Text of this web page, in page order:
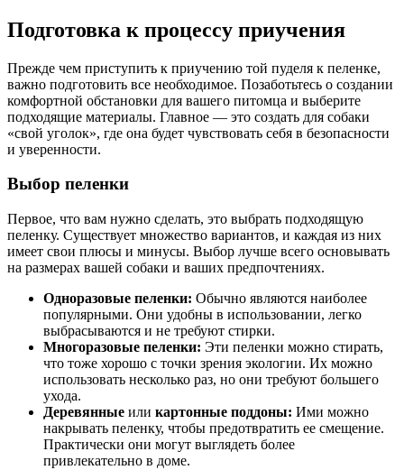
Подготовка к процессу приучения
Прежде чем приступить к приучению той пуделя к пеленке,
важно подготовить все необходимое. Позаботьтесь о создании
комфортной обстановки для вашего питомца и выберите
подходящие материалы. Главное — это создать для собаки
«свой уголок», где она будет чувствовать себя в безопасности
и уверенности.
Выбор пеленки
Первое, что вам нужно сделать, это выбрать подходящую
пеленку. Существует множество вариантов, и каждая из них
имеет свои плюсы и минусы. Выбор лучше всего основывать
на размерах вашей собаки и ваших предпочтениях.
Одноразовые пеленки: Обычно являются наиболее
популярными. Они удобны в использовании, легко
выбрасываются и не требуют стирки.
Многоразовые пеленки: Эти пеленки можно стирать,
что тоже хорошо с точки зрения экологии. Их можно
использовать несколько раз, но они требуют большего
ухода.
Деревянные или картонные поддоны: Ими можно
накрывать пеленку, чтобы предотвратить ее смещение.
Практически они могут выглядеть более
привлекательно в доме.